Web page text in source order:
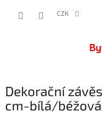
CZK
Dekorační
cm-bílá/béžová